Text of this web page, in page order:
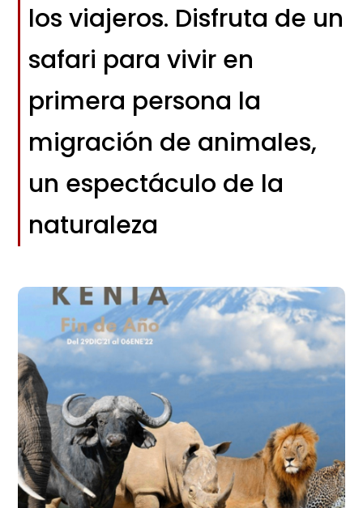
los viajeros. Disfruta de un
safari para vivir en
primera persona la
migración de animales,
un espectáculo de la
naturaleza